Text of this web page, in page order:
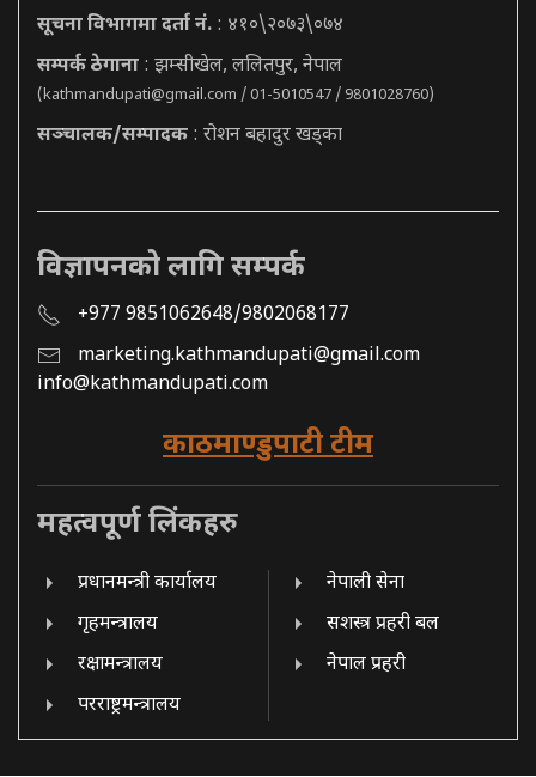
सूचना विभागमा दर्ता नं. : ४१०\२०७३\०७४
सम्पर्क ठेगाना : झम्सीखेल, ललितपुर, नेपाल
(kathmandupati@gmail.com / 01-5010547 / 9801028760)
सञ्चालक/सम्पादक : रोशन बहादुर खड्का
विज्ञापनको लागि सम्पर्क
+977 9851062648/9802068177
marketing.kathmandupati@gmail.com
info@kathmandupati.com
काठमाण्डुपाटी टीम
महत्वपूर्ण लिंकहरु
प्रधानमन्त्री कार्यालय
गृहमन्त्रालय
रक्षामन्त्रालय
परराष्ट्रमन्त्रालय
नेपाली सेना
सशस्त्र प्रहरी बल
नेपाल प्रहरी